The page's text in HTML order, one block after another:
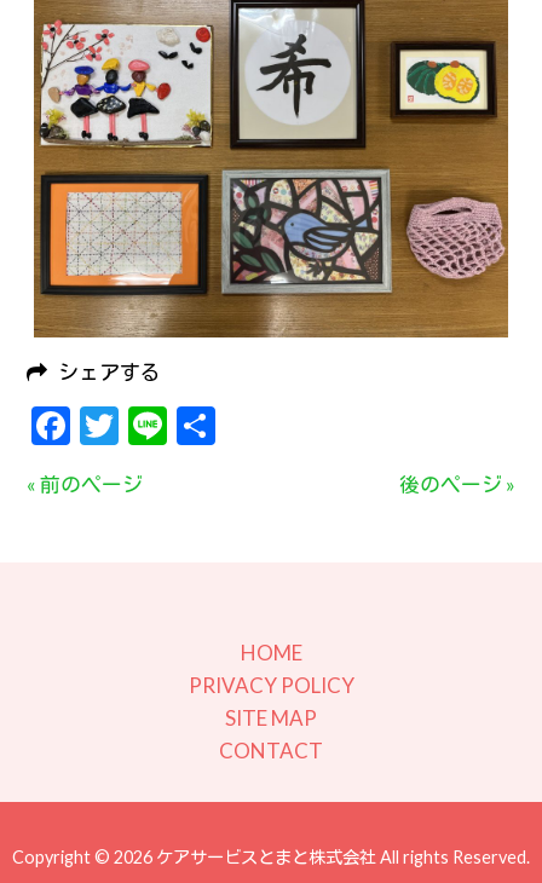
シェアする
Facebook
Twitter
Line
« 前のページ 後のページ »
HOME
PRIVACY POLICY
SITE MAP
CONTACT
Copyright © 2026 ケアサービスとまと株式会社 All rights Reserved.